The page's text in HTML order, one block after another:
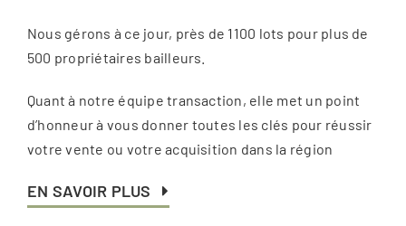
Nous gérons à ce jour, près de 1100 lots pour plus de
500 propriétaires bailleurs.
Quant à notre équipe transaction, elle met un point
d’honneur à vous donner toutes les clés pour réussir
votre vente ou votre acquisition dans la région
EN SAVOIR PLUS